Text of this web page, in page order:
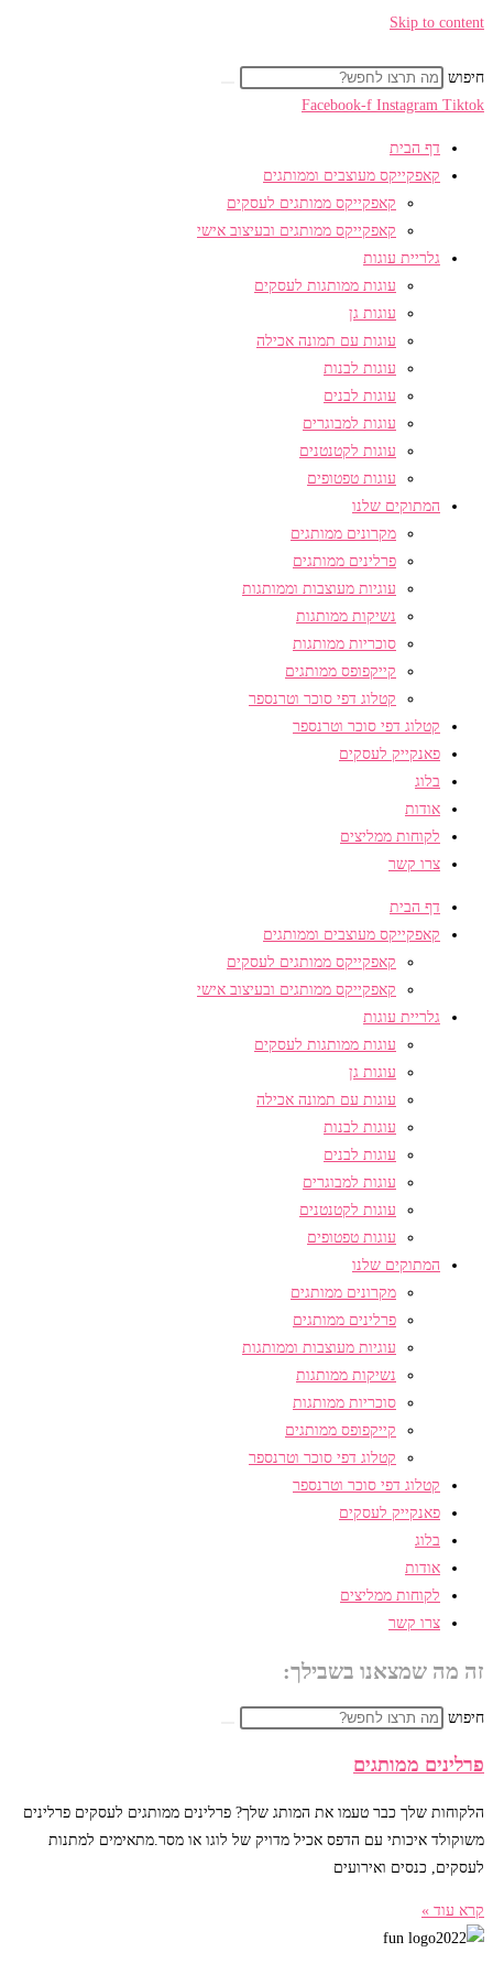
Skip to content
חיפוש
Facebook-f Instagram Tiktok
דף הבית
קאפקייקס מעוצבים וממותגים
קאפקייקס ממותגים לעסקים
קאפקייקס ממותגים ובעיצוב אישי
גלריית עוגות
עוגות ממותגות לעסקים
עוגות גן
עוגות עם תמונה אכילה
עוגות לבנות
עוגות לבנים
עוגות למבוגרים
עוגות לקטנטנים
עוגות טפטופים
המתוקים שלנו
מקרונים ממותגים
פרלינים ממותגים
עוגיות מעוצבות וממותגות
נשיקות ממותגות
סוכריות ממותגות
קייקפופס ממותגים
קטלוג דפי סוכר וטרנספר
קטלוג דפי סוכר וטרנספר
פאנקייק לעסקים
בלוג
אודות
לקוחות ממליצים
צרו קשר
דף הבית
קאפקייקס מעוצבים וממותגים
קאפקייקס ממותגים לעסקים
קאפקייקס ממותגים ובעיצוב אישי
גלריית עוגות
עוגות ממותגות לעסקים
עוגות גן
עוגות עם תמונה אכילה
עוגות לבנות
עוגות לבנים
עוגות למבוגרים
עוגות לקטנטנים
עוגות טפטופים
המתוקים שלנו
מקרונים ממותגים
פרלינים ממותגים
עוגיות מעוצבות וממותגות
נשיקות ממותגות
סוכריות ממותגות
קייקפופס ממותגים
קטלוג דפי סוכר וטרנספר
קטלוג דפי סוכר וטרנספר
פאנקייק לעסקים
בלוג
אודות
לקוחות ממליצים
צרו קשר
זה מה שמצאנו בשבילך:
חיפוש
פרלינים ממותגים
הלקוחות שלך כבר טעמו את המותג שלך? פרלינים ממותגים לעסקים פרלינים
משוקולד איכותי עם הדפס אכיל מדויק של לוגו או מסר.מתאימים למתנות
לעסקים, כנסים ואירועים
קרא עוד »